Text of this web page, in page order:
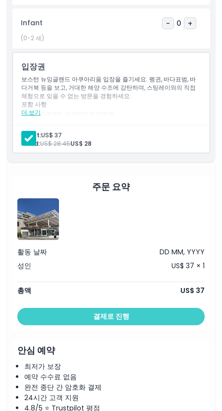
포함 사항
아동 성인 정책
포함되지 않는 사항
운영 시간
알아야 할 사항
교환 방법
취소 정책
Infant - 0 +
(0-2 세)
입장권
보스턴 뉴잉글랜드 아쿠아리움 입장을 즐기세요. 펭귄, 바다표범, 바
다거북 등을 보고, 거대한 해양 수조에 감탄하며, 스팅레이와의 직접
체험으로 잊을 수 없는 방문을 경험하세요.
더 보기
포함 사항
뉴잉글랜드 아쿠아리움 입장권
스페인어, 중국어, 일본어, 독일어, 프랑스어, 이탈리아어, 브라질
포르투갈어로 된 아쿠아리움 안내 지도
Adult:US$ 37
Child:US$ 28.45US$ 28
주문 요약
활동 날짜
DD MM, YYYY
성인
US$ 37 × 1
총액 US$ 37
결제로 진행
안심 예약
최저가 보장
예약 수수료 없음
완전 종단 간 암호화 결제
24시간 고객 지원
4.8/5 ⭐ Trustpilot 평점